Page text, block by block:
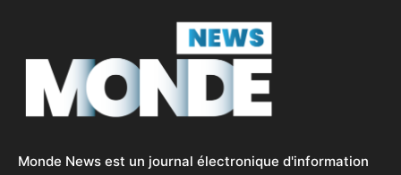
Monde News est un journal électronique d'information